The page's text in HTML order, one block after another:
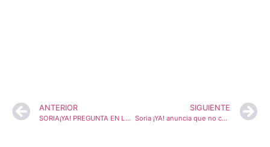
ANTERIOR
SORIA¡YA! PREGUNTA EN LAS CORTES SOBRE LAS MEDIDAS PARA PALIAR LOS PROBLEMAS DE ABASTECIMIENTO DE AGUA EN LA PROVINCIA
SIGUIENTE
Soria ¡YA! anuncia que no concurrirá a las elecciones locales de 2023